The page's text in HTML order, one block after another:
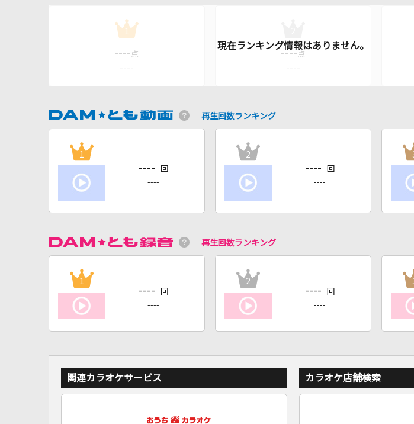
1
---- 点
----
---- 点
----
再生回数ランキング
1
---- 回
----
2
---- 回
----
再生回数ランキング
1
---- 回
----
2
---- 回
----
関連カラオケサービス カラオケ店舗検索